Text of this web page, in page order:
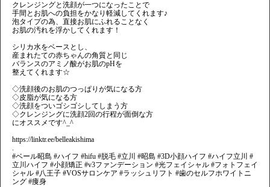
クレンジングと洗顔が一つになったことで
手間とお肌への負担をかなり軽減してくれます♪
泡タイプの為、直接お肌にふれることなく
お肌の汚れを浮かしてくれます！
シリカ水をベースとし、
産まれたての赤ちゃんの角質と同じ
バランスのアミノ酸がお肌のpHを
整えてくれます☆
◇洗顔後のお肌のつっぱりが気になる方
◇皮脂が気になる方
◇洗顔をついゴシゴシしてしまう方
◇クレンジングに洗顔2回の行程が面倒な方
にオススメです^_^
https://linktr.ee/belleakishima
.
#ベール昭島 #ハイフ #hifu #脱毛 #立川 #昭島 #3D小顔ハイフ #ハイフ立川 #
立川ハイフ #小顔矯正 #v3ファンデーション #光フェイシャル #フォトフェイ
シャル #八王子 #VOSサロンケア #ラッシュリフト #歯のセルフホワイトニ
ング #痩身